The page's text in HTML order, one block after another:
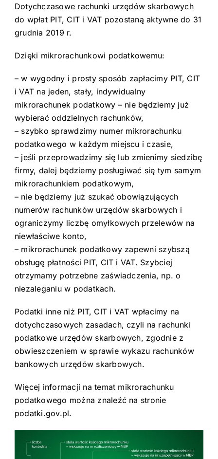
Dotychczasowe rachunki urzędów skarbowych
do wpłat PIT, CIT i VAT pozostaną aktywne do 31
grudnia 2019 r.
Dzięki mikrorachunkowi podatkowemu:
– w wygodny i prosty sposób zapłacimy PIT, CIT
i VAT na jeden, stały, indywidualny
mikrorachunek podatkowy – nie będziemy już
wybierać oddzielnych rachunków,
– szybko sprawdzimy numer mikrorachunku
podatkowego w każdym miejscu i czasie,
– jeśli przeprowadzimy się lub zmienimy siedzibę
firmy, dalej będziemy posługiwać się tym samym
mikrorachunkiem podatkowym,
– nie będziemy już szukać obowiązujących
numerów rachunków urzędów skarbowych i
ograniczymy liczbę omyłkowych przelewów na
niewłaściwe konto,
– mikrorachunek podatkowy zapewni szybszą
obsługę płatności PIT, CIT i VAT. Szybciej
otrzymamy potrzebne zaświadczenia, np. o
niezaleganiu w podatkach.
Podatki inne niż PIT, CIT i VAT wpłacimy na
dotychczasowych zasadach, czyli na rachunki
podatkowe urzędów skarbowych, zgodnie z
obwieszczeniem w sprawie wykazu rachunków
bankowych urzędów skarbowych.
Więcej informacji na temat mikrorachunku
podatkowego można znaleźć na stronie
podatki.gov.pl.